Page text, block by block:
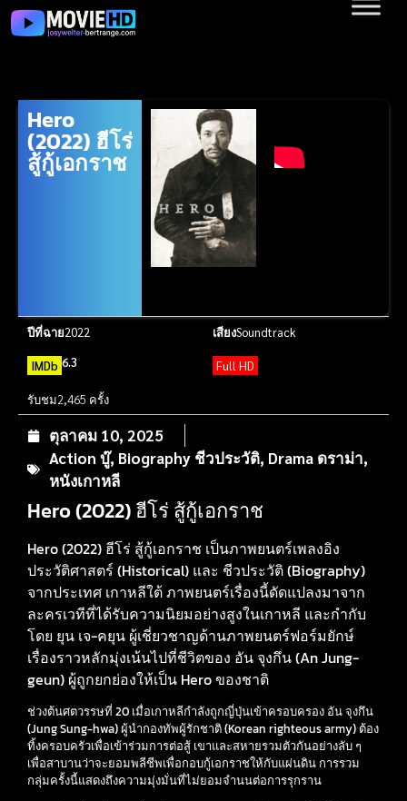
Hero
(2022) ฮีโร่
สู้กู้เอกราช
ปีที่ฉาย2022 เสียงSoundtrack
IMDb 6.3 Full HD
รับชม2,465 ครั้ง
ตุลาคม 10, 2025
Action บู๊, Biography ชีวประวัติ, Drama ดราม่า,
หนังเกาหลี
Hero (2022) ฮีโร่ สู้กู้เอกราช
Hero (2022) ฮีโร่ สู้กู้เอกราช เป็นภาพยนตร์เพลงอิง
ประวัติศาสตร์ (Historical) และ ชีวประวัติ (Biography)
จากประเทศ เกาหลีใต้ ภาพยนตร์เรื่องนี้ดัดแปลงมาจาก
ละครเวทีที่ได้รับความนิยมอย่างสูงในเกาหลี และกำกับ
โดย ยุน เจ-คยุน ผู้เชี่ยวชาญด้านภาพยนตร์ฟอร์มยักษ์
เรื่องราวหลักมุ่งเน้นไปที่ชีวิตของ อัน จุงกึน (An Jung-
geun) ผู้ถูกยกย่องให้เป็น Hero ของชาติ
ช่วงต้นศตวรรษที่ 20 เมื่อเกาหลีกำลังถูกญี่ปุ่นเข้าครอบครอง อัน จุงกึน
(Jung Sung-hwa) ผู้นำกองทัพผู้รักชาติ (Korean righteous army) ต้อง
ทิ้งครอบครัวเพื่อเข้าร่วมการต่อสู้ เขาและสหายรวมตัวกันอย่างลับ ๆ
เพื่อสาบานว่าจะยอมพลีชีพเพื่อกอบกู้เอกราชให้กับแผ่นดิน การรวม
กลุ่มครั้งนี้แสดงถึงความมุ่งมั่นที่ไม่ยอมจำนนต่อการรุกราน